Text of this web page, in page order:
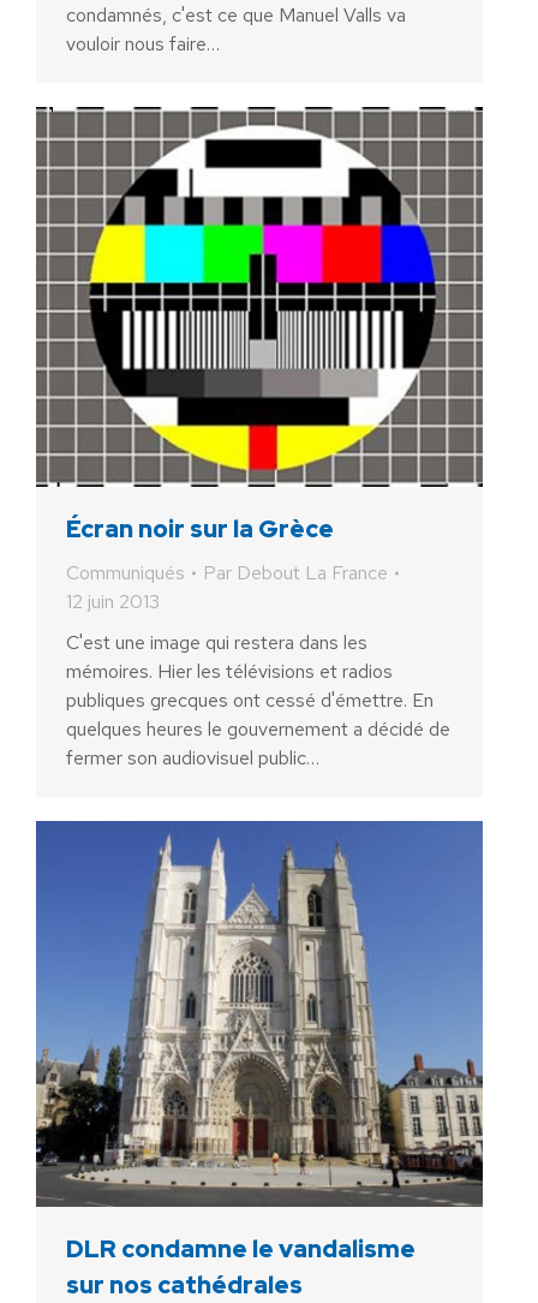
condamnés, c'est ce que Manuel Valls va
vouloir nous faire…
Écran noir sur la Grèce
Communiqués Par Debout La France
12 juin 2013
C'est une image qui restera dans les
mémoires. Hier les télévisions et radios
publiques grecques ont cessé d'émettre. En
quelques heures le gouvernement a décidé de
fermer son audiovisuel public…
DLR condamne le vandalisme
sur nos cathédrales